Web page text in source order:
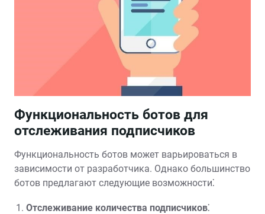
Функциональность ботов для
отслеживания подписчиков
Функциональность ботов может варьироваться в
зависимости от разработчика. Однако большинство
ботов предлагают следующие возможности⁚
Отслеживание количества подписчиков⁚